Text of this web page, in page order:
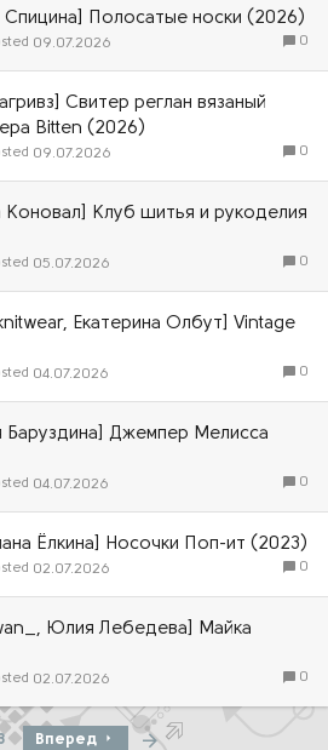
Спицина] Полосатые носки (2026)
0
09.07.2026
Свитер реглан вязаный
Bitten (2026)
0
09.07.2026
Коновал] Клуб шитья и рукоделия
0
05.07.2026
Екатерина Олбут] Vintage
0
04.07.2026
Баруздина] Джемпер Мелисса
0
04.07.2026
Ёлкина] Носочки Поп-ит (2023)
0
02.07.2026
Юлия Лебедева] Майка
0
02.07.2026
Вперед Последняя